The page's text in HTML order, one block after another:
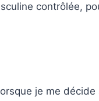
contrôlée,
je me